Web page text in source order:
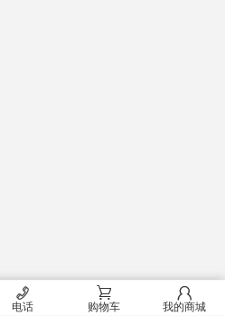
󰄫
电话
󰂟
购物车
󰂢
我的商城